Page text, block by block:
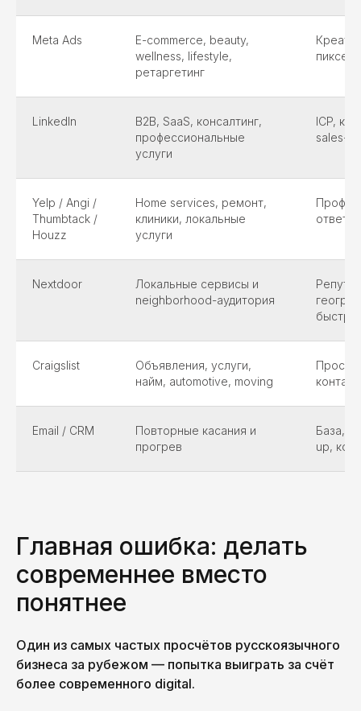
Meta Ads
E-commerce, beauty,
wellness, lifestyle,
ретаргетинг
LinkedIn
B2B, SaaS, консалтинг,
профессиональные
услуги
ICP,
sales-
Yelp / Angi /
Thumbtack /
Houzz
Home services, ремонт,
клиники, локальные
услуги
ответ,
Nextdoor
Локальные сервисы и
neighborhood-аудитория
быстро
Craigslist
Объявления, услуги,
найм, automotive, moving
Email / CRM
Повторные касания и
прогрев
База,
up,
Главная ошибка: делать
современнее вместо
понятнее
Один из самых частых просчётов русскоязычного
бизнеса за рубежом — попытка выиграть за счёт
более современного digital.